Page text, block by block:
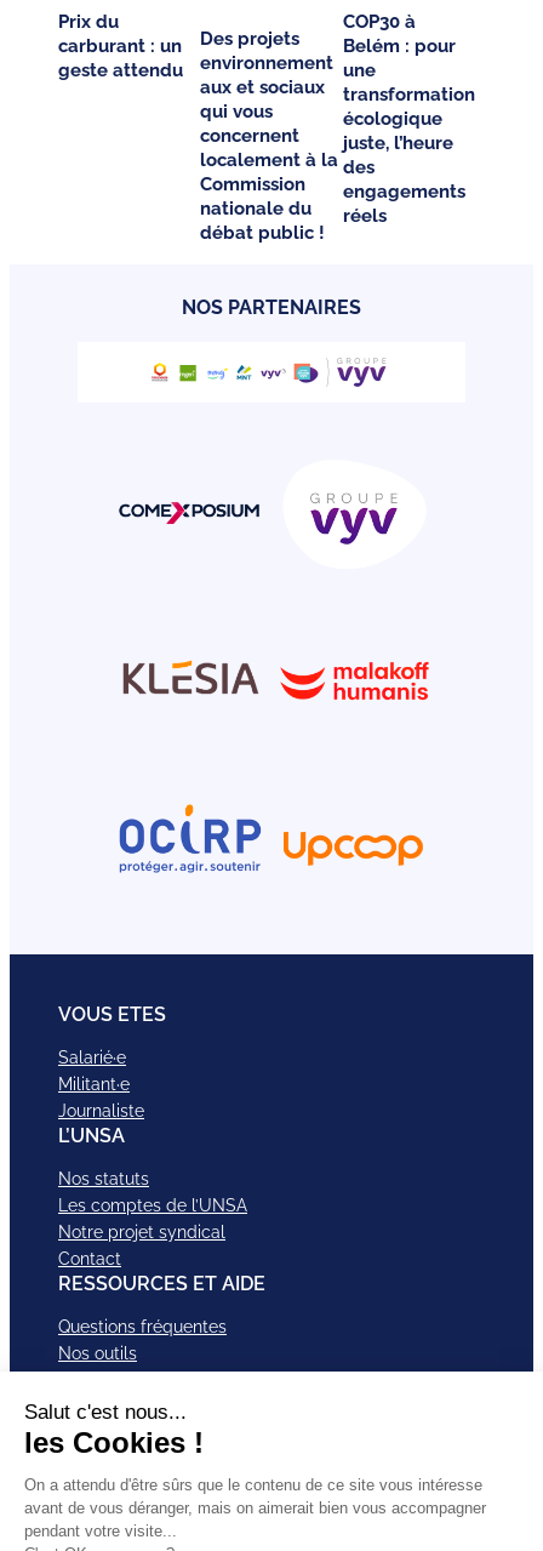
Prix du
carburant : un
geste attendu
Des projets
environnement
aux et sociaux
qui vous
concernent
localement à la
Commission
nationale du
débat public !
COP30 à
Belém : pour
une
transformation
écologique
juste, l’heure
des
engagements
réels
NOS PARTENAIRES
VOUS ETES
Salarié·e
Militant·e
Journaliste
L’UNSA
Nos statuts
Les comptes de l’UNSA
Notre projet syndical
Contact
RESSOURCES ET AIDE
Questions fréquentes
Nos outils
Nos structures et services
Je VEUX Adhérer
ABonnez-vous à nos newsletter